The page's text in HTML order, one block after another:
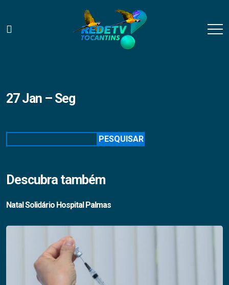
27 Jan – Seg
PESQUISAR
Descubra também
Natal Solidário Hospital Palmas